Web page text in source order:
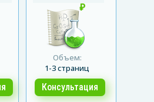
Объем:
1-3 страниц
Консультация
₽